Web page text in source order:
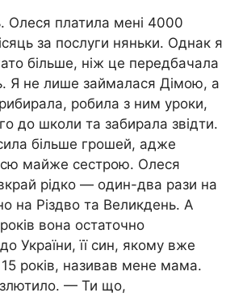
Олеся платила мені 4000
за послуги няньки. Однак я
більше, ніж це передбачала
Я не лише займалася Дімою, а
робила з ним уроки,
до школи та забирала звідти.
більше грошей, адже
майже сестрою. Олеся
рідко — один-два рази на
на Різдво та Великдень. А
вона остаточно
України, її син, якому вже
років, називав мене мама.
— Ти що,